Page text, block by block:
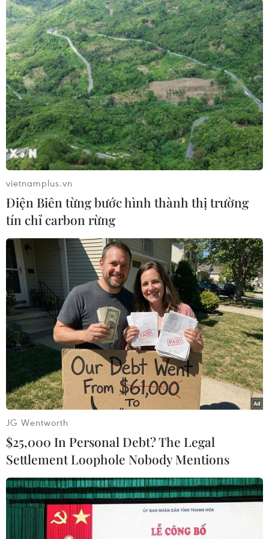
nước công cộng, trong khi gần đó vẫn có các
nguồn nước tự nhiên như suối.
Có một vài giả thuyết được đưa ra: có thể vòi
nước là địa điểm an toàn hơn, ít bị kẻ thù rình
rập hơn khi chúng giải khát. Cũng có thể hành
vi này không chỉ đơn thuần vì mục đích uống
nước mà còn là một cách để thúc đẩy sự gắn kết
xã hội trong đàn.
Hoặc đơn giản hơn, có lẽ chúng thích hương vị
của nước từ vòi hơn là nước ở những con lạch
có thể bị đục. Tất cả những khả năng này đều
đang được xem xét kỹ lưỡng./.
Vẹt xám châu Phi - nạn
nhân mới của những kẻ
buôn bán trái phép
Theo Tổ chức bảo vệ động vật
World Animal Protection, với bộ
lông tuyệt đẹp và khả năng bắt
chước tiếng người, loài vẹt xám
châu Phi đang trở thành vật sở
hữu quý giá trong nhiều hộ gia
đình.
(TTXVN/Vietnam+)
vietnamplus.vn
Điện Biên từng bước hình thành thị trường
tín chỉ carbon rừng
JG Wentworth
$25,000 In Personal Debt? The Legal
Settlement Loophole Nobody Mentions